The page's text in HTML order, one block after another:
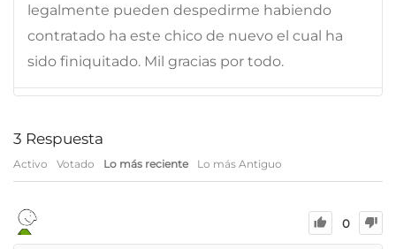
legalmente pueden despedirme habiendo
contratado ha este chico de nuevo el cual ha
sido finiquitado. Mil gracias por todo.
3 Respuesta
Activo Votado Lo más reciente Lo más Antiguo
0